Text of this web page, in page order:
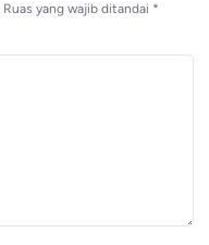
Ruas yang wajib ditandai *